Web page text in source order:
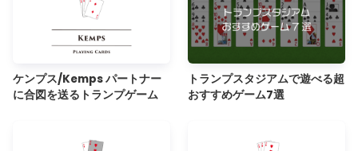
ケンプス/Kemps パートナー
に合図を送るトランプゲーム
トランプスタジアムで遊べる超
おすすめゲーム7選